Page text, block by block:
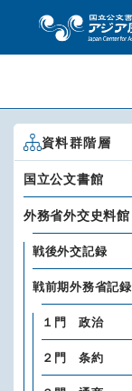
資料群階層
国立公文書館
外務省外交史料館
戦後外交記録
戦前期外務省記録
１門 政治
２門 条約